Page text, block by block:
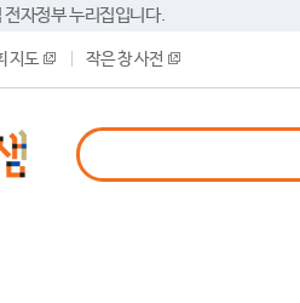
자정부 누리집입니다.
지도 작은 창 사전